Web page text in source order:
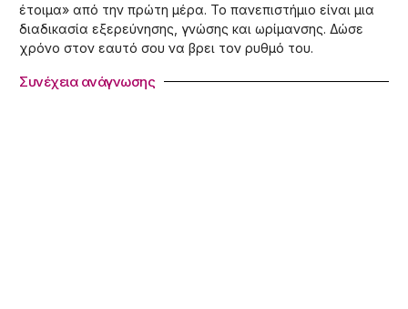
έτοιμα» από την πρώτη μέρα. Το πανεπιστήμιο είναι μια
διαδικασία εξερεύνησης, γνώσης και ωρίμανσης. Δώσε
χρόνο στον εαυτό σου να βρει τον ρυθμό του.
Συνέχεια ανάγνωσης